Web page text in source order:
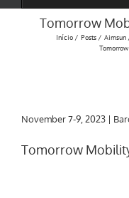
Tomorrow
Início Posts Aimsun
November 7-9, 2023 |
Tomorrow